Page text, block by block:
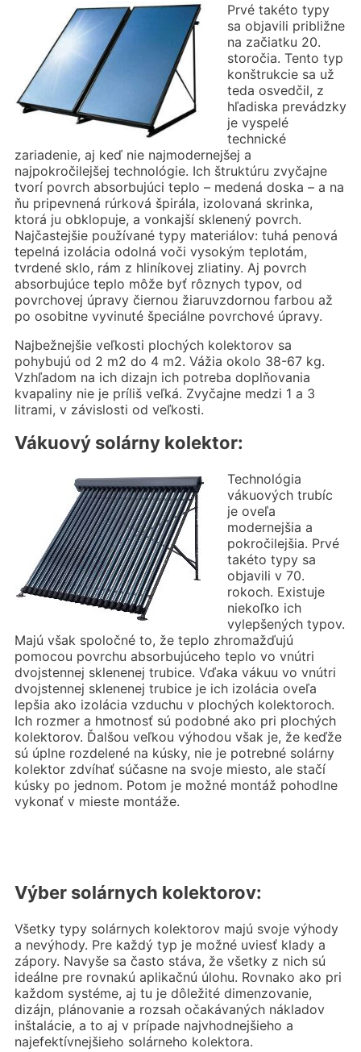
Prvé takéto typy
sa objavili približne
na začiatku 20.
storočia. Tento typ
konštrukcie sa už
teda osvedčil, z
hľadiska prevádzky
je vyspelé
technické
zariadenie, aj keď nie najmodernejšej a
najpokročilejšej technológie. Ich štruktúru zvyčajne
tvorí povrch absorbujúci teplo – medená doska – a na
ňu pripevnená rúrková špirála, izolovaná skrinka,
ktorá ju obklopuje, a vonkajší sklenený povrch.
Najčastejšie používané typy materiálov: tuhá penová
tepelná izolácia odolná voči vysokým teplotám,
tvrdené sklo, rám z hliníkovej zliatiny. Aj povrch
absorbujúce teplo môže byť rôznych typov, od
povrchovej úpravy čiernou žiaruvzdornou farbou až
po osobitne vyvinuté špeciálne povrchové úpravy.
Najbežnejšie veľkosti plochých kolektorov sa
pohybujú od 2 m2 do 4 m2. Vážia okolo 38-67 kg.
Vzhľadom na ich dizajn ich potreba doplňovania
kvapaliny nie je príliš veľká. Zvyčajne medzi 1 a 3
litrami, v závislosti od veľkosti.
Vákuový solárny kolektor:
Technológia
vákuových trubíc
je oveľa
modernejšia a
pokročilejšia. Prvé
takéto typy sa
objavili v 70.
rokoch. Existuje
niekoľko ich
vylepšených typov.
Majú však spoločné to, že teplo zhromažďujú
pomocou povrchu absorbujúceho teplo vo vnútri
dvojstennej sklenenej trubice. Vďaka vákuu vo vnútri
dvojstennej sklenenej trubice je ich izolácia oveľa
lepšia ako izolácia vzduchu v plochých kolektoroch.
Ich rozmer a hmotnosť sú podobné ako pri plochých
kolektorov. Ďalšou veľkou výhodou však je, že keďže
sú úplne rozdelené na kúsky, nie je potrebné solárny
kolektor zdvíhať súčasne na svoje miesto, ale stačí
kúsky po jednom. Potom je možné montáž pohodlne
vykonať v mieste montáže.
Výber solárnych kolektorov:
Všetky typy solárnych kolektorov majú svoje výhody
a nevýhody. Pre každý typ je možné uviesť klady a
zápory. Navyše sa často stáva, že všetky z nich sú
ideálne pre rovnakú aplikačnú úlohu. Rovnako ako pri
každom systéme, aj tu je dôležité dimenzovanie,
dizájn, plánovanie a rozsah očakávaných nákladov
inštalácie, a to aj v prípade najvhodnejšieho a
najefektívnejšieho solárneho kolektora.